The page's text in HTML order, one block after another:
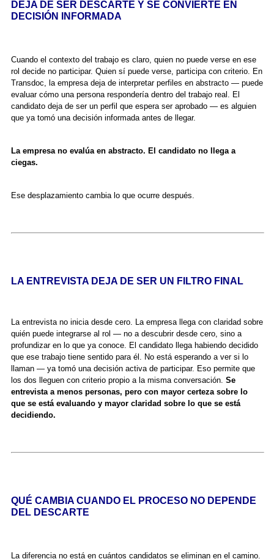
DEJA DE SER DESCARTE Y SE CONVIERTE EN
DECISIÓN INFORMADA
Cuando el contexto del trabajo es claro, quien no puede verse en ese
rol decide no participar. Quien sí puede verse, participa con criterio. En
Transdoc, la empresa deja de interpretar perfiles en abstracto — puede
evaluar cómo una persona respondería dentro del trabajo real. El
candidato deja de ser un perfil que espera ser aprobado — es alguien
que ya tomó una decisión informada antes de llegar.
La empresa no evalúa en abstracto. El candidato no llega a
ciegas.
Ese desplazamiento cambia lo que ocurre después.
LA ENTREVISTA DEJA DE SER UN FILTRO FINAL
La entrevista no inicia desde cero. La empresa llega con claridad sobre
quién puede integrarse al rol — no a descubrir desde cero, sino a
profundizar en lo que ya conoce. El candidato llega habiendo decidido
que ese trabajo tiene sentido para él. No está esperando a ver si lo
llaman — ya tomó una decisión activa de participar. Eso permite que
los dos lleguen con criterio propio a la misma conversación. Se
entrevista a menos personas, pero con mayor certeza sobre lo
que se está evaluando y mayor claridad sobre lo que se está
decidiendo.
QUÉ CAMBIA CUANDO EL PROCESO NO DEPENDE
DEL DESCARTE
La diferencia no está en cuántos candidatos se eliminan en el camino.